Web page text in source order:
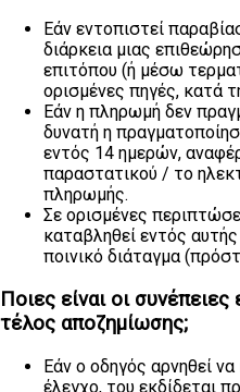
Εάν εντοπιστεί
διάρκεια μιας
επιτόπου (ή μέσω
ορισμένες πηγές, κατά
Εάν η πληρωμή δεν
δυνατή η
εντός 14 ημερών,
παραστατικού / το
πληρωμής.
Σε ορισμένες
καταβληθεί εντός
ποινικό διάταγμα
Ποιες είναι οι
τέλος αποζημίωσης;
Εάν ο οδηγός αρνηθεί
έλεγχο, του εκδίδεται